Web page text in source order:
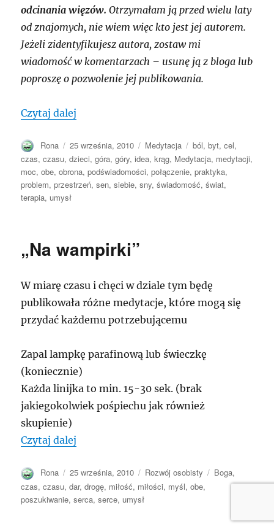
odcinania więzów. Otrzymałam ją przed wielu laty
od znajomych, nie wiem więc kto jest jej autorem.
Jeżeli zidentyfikujesz autora, zostaw mi
wiadomość w komentarzach – usunę ją z bloga lub
poproszę o pozwolenie jej publikowania.
Czytaj dalej
Autor
Rona Opublikowano
25 września, 2010 Kategorie
Medytacja Tagi
ból,byt,cel,
czas,czasu,dzieci,góra,góry,idea,krąg, Medytacja, medytacji,
moc,obe,obrona,podświadomości,połączenie,praktyka,
problem,przestrzeń,sen,siebie,sny,świadomość,świat,
terapia, umysł
„Na wampirki”
W miarę czasu i chęci w dziale tym będę
publikowała różne medytacje, które mogą się
przydać każdemu potrzebującemu
Zapal lampkę parafinową lub świeczkę
(koniecznie)
Każda linijka to min. 15-30 sek. (brak
jakiegokolwiek pośpiechu jak również
skupienie)
Czytaj dalej
Autor
Rona Opublikowano
25 września, 2010 Kategorie
Rozwój osobisty Tagi
Boga,
czas,czasu,dar,drogę, miłość, miłości, myśl,obe,
poszukiwanie,serca,serce, umysł